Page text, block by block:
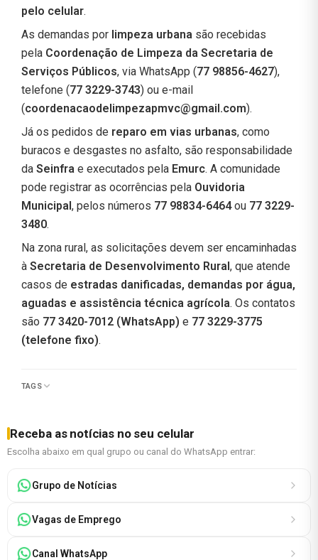
pelo celular.
As demandas por limpeza urbana são recebidas
pela Coordenação de Limpeza da Secretaria de
Serviços Públicos, via WhatsApp (77 98856-4627),
telefone (77 3229-3743) ou e-mail
(coordenacaodelimpezapmvc@gmail.com).
Já os pedidos de reparo em vias urbanas, como
buracos e desgastes no asfalto, são responsabilidade
da Seinfra e executados pela Emurc. A comunidade
pode registrar as ocorrências pela Ouvidoria
Municipal, pelos números 77 98834-6464ou 77 3229-
3480.
Na zona rural, as solicitações devem ser encaminhadas
à Secretaria de Desenvolvimento Rural, que atende
casos de estradas danificadas, demandas por água,
aguadas e assistência técnica agrícola. Os contatos
são 77 3420-7012 (WhatsApp) e 77 3229-3775
(telefone fixo).
TAGS
Receba as notícias no seu celular
Escolha abaixo em qual grupo ou canal do WhatsApp entrar:
Grupo de Notícias
Vagas de Emprego
Canal WhatsApp